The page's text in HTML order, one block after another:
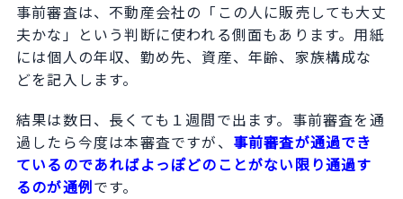
事前審査は、不動産会社の「この人に販売しても大丈
夫かな」という判断に使われる側面もあります。用紙
には個人の年収、勤め先、資産、年齢、家族構成な
どを記入します。
結果は数日、長くても１週間で出ます。事前審査を通
過したら今度は本審査ですが、 事前審査が通過でき
ているのであればよっぽどのことがない限り通過す
るのが通例です。